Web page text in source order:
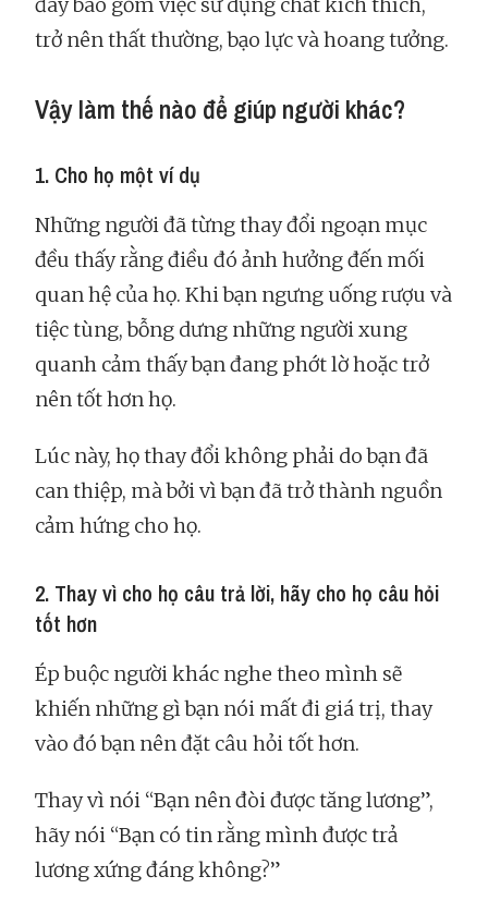
trở nên thất thường, bạo lực và hoang tưởng.
Vậy làm thế nào để giúp người khác?
1. Cho họ một ví dụ
Những người đã từng thay đổi ngoạn mục
đều thấy rằng điều đó ảnh hưởng đến mối
quan hệ của họ. Khi bạn ngưng uống rượu và
tiệc tùng, bỗng dưng những người xung
quanh cảm thấy bạn đang phớt lờ hoặc trở
nên tốt hơn họ.
Lúc này, họ thay đổi không phải do bạn đã
can thiệp, mà bởi vì bạn đã trở thành nguồn
cảm hứng cho họ.
2. Thay vì cho họ câu trả lời, hãy cho họ câu hỏi
tốt hơn
Ép buộc người khác nghe theo mình sẽ
khiến những gì bạn nói mất đi giá trị, thay
vào đó bạn nên đặt câu hỏi tốt hơn.
Thay vì nói “Bạn nên đòi được tăng lương”,
hãy nói “Bạn có tin rằng mình được trả
lương xứng đáng không?”